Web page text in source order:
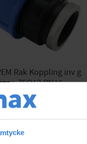
Rak Koppling inv g
ZSO12 PN16
2510063
40KR